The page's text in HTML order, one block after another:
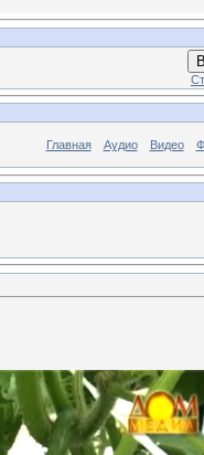
Главная Аудио Видео